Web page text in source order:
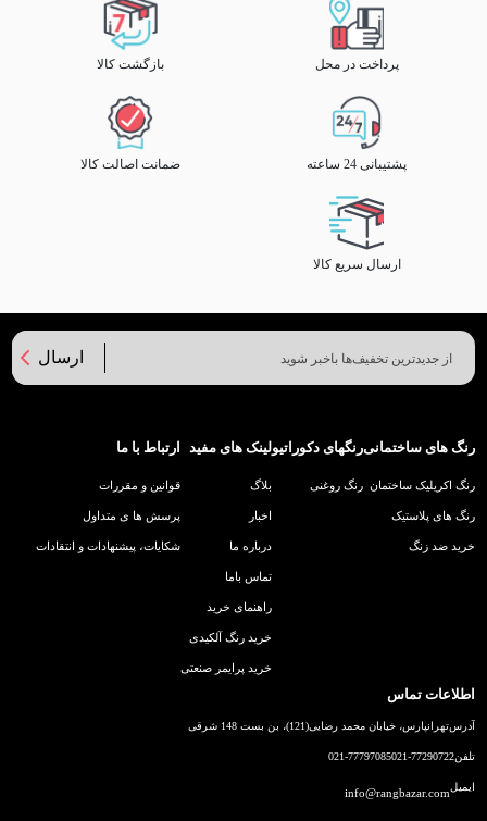
پرداخت در محل بازگشت کالا
پشتیبانی 24 ساعته ضمانت اصالت کالا
ارسال سریع کالا
ارسال
رنگ های ساختمانی
رنگ اکریلیک ساختمان
رنگ های پلاستیک
خرید ضد زنگ
رنگهای دکوراتیو
رنگ روغنی
لینک های مفید
بلاگ
اخبار
درباره ما
تماس باما
راهنمای خرید
خرید رنگ آلکیدی
خرید پرایمر صنعتی
ارتباط با ما
قوانین و مقررات
پرسش ها ی متداول
شکایات، پیشنهادات و انتقادات
اطلاعات تماس
آدرستهرانپارس، خیابان محمد رضایی(121)، بن بست 148 شرقی
تلفن021-77290722
021-77797085
ایمیلinfo@rangbazar.com